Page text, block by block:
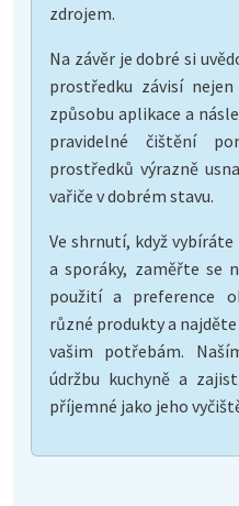
zdrojem.
Na závěr je dobré si
prostředku závisí
způsobu aplikace a
pravidelné čištění
prostředků výrazně
vařiče v dobrém stavu.
Ve shrnutí, když
a sporáky, zaměřte se
použití a preference
různé produkty a
vašim potřebám.
údržbu kuchyně a
příjemné jako jeho